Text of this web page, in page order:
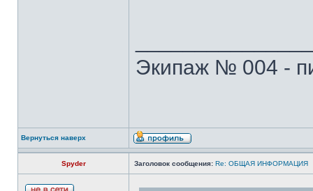
Экипаж № 004 -
Вернуться наверх
Spyder Заголовок сообщения: Re: ОБЩАЯ ИНФОРМАЦИЯ